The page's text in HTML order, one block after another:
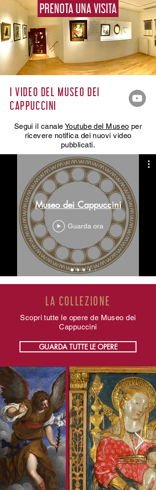
PRENOTA UNA VISITA
I VIDEO DEL MUSEO DEI
CAPPUCCINI
Segui il canale Youtube del Museo per
ricevere notifica dei nuovi video
pubblicati.
Museo dei Cappuccini
Guarda ora
LA COLLEZIONE
Scopri tutte le opere de Museo dei
Cappuccini
GUARDA TUTTE LE OPERE